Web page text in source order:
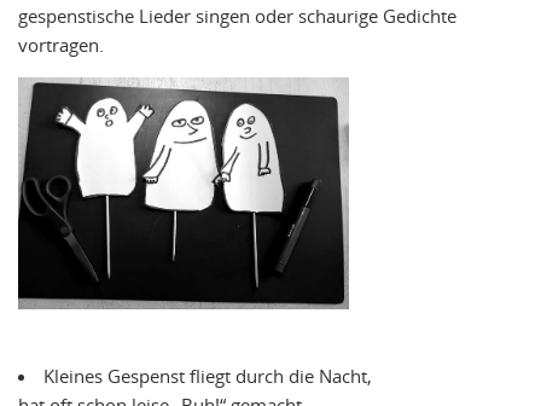
gespenstische Lieder singen oder schaurige Gedichte
vortragen.
Kleines Gespenst fliegt durch die Nacht,